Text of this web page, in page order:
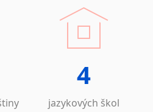
4
jazykových škol